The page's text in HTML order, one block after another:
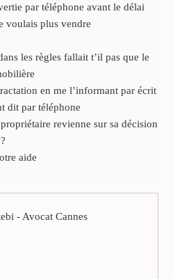
par téléphone avant le délai
voulais plus vendre
les règles fallait t’il pas que le
en me l’informant par écrit
dit par téléphone
revienne sur sa décision
aide
- Avocat Cannes